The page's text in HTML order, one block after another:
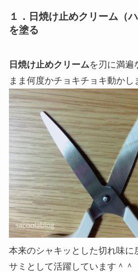
１．日焼け止めクリーム（
を塗る
日焼け止めクリームを刃に満遍
まま何度かチョキチョキ動かし
本来のシャキッとした切れ味に
サミとして活躍しています＾＾